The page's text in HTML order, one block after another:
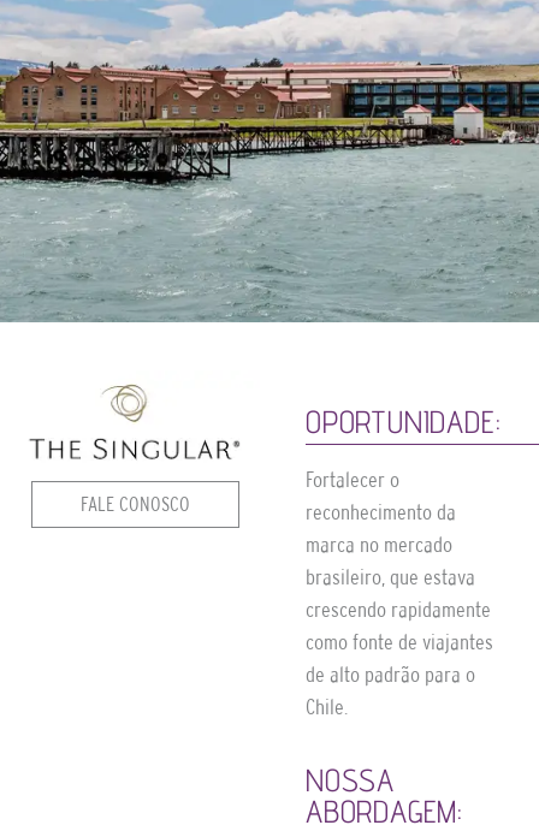
FALE CONOSCO
OPORTUNIDADE:
Fortalecer o
reconhecimento da
marca no mercado
brasileiro, que estava
crescendo rapidamente
como fonte de viajantes
de alto padrão para o
Chile.
NOSSA
ABORDAGEM: